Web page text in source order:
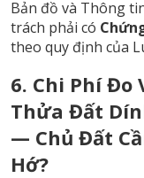
Bản đồ và Thông
trách phải có
theo quy định của
6. Chi Phí Đo
Thửa Đất
— Chủ Đất
Hớ?